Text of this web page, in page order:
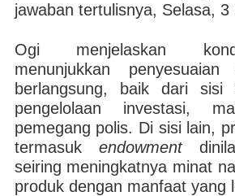
jawaban tertulisnya, Selasa, 3
Ogi menjelaskan
menunjukkan penyesuaian
berlangsung, baik dari sisi
pengelolaan investasi,
pemegang polis. Di sisi lain,
termasuk endowment
seiring meningkatnya minat
produk dengan manfaat yang